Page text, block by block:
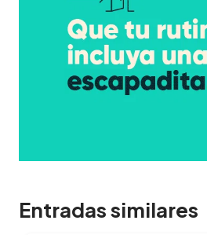
Entradas similares